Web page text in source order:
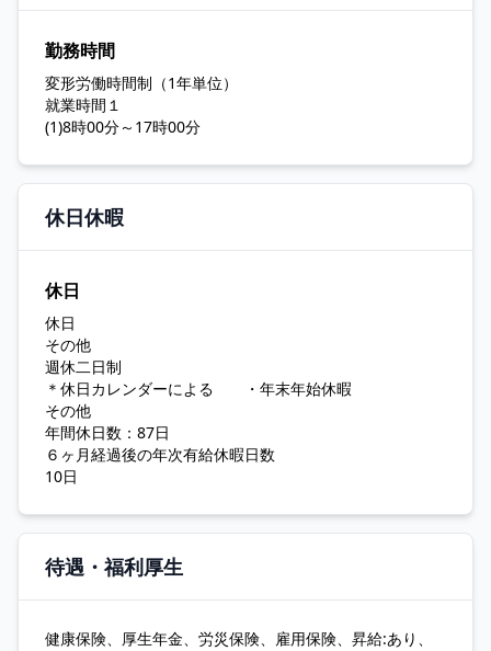
勤務時間
変形労働時間制（1年単位）
就業時間１
(1)8時00分～17時00分
休日休暇
休日
休日
その他
週休二日制
＊休日カレンダーによる ・年末年始休暇
その他
年間休日数：87日
６ヶ月経過後の年次有給休暇日数
10日
待遇・福利厚生
健康保険、厚生年金、労災保険、雇用保険、昇給:あり、